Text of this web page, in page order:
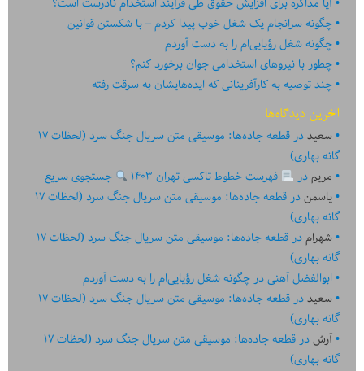
چگونه سرانجام یک شغل خوب پیدا کردم – با شکستن قوانین
چگونه شغل رؤیایی‌ام را به دست آوردم
چطور با نیروهای استخدامی جوان برخورد کنم؟
چند توصیه به کارآفرینانی که ایده‏‏‌‏‏‌هایشان به سرقت رفته
آخرین دیدگاه‌ها
سعیددر
قطعه جاده‌ها: موسیقی متن سریال جنگ سرد (لحظات ۱۷
گانه بهاری)
مریمدر فهرست خطوط تاکسی تهران ۱۴۰۳
جستجوی سریع
یاسمندر
قطعه جاده‌ها: موسیقی متن سریال جنگ سرد (لحظات ۱۷
گانه بهاری)
شهرامدر
قطعه جاده‌ها: موسیقی متن سریال جنگ سرد (لحظات ۱۷
گانه بهاری)
ابوالفضل آهنیدرچگونه شغل رؤیایی‌ام را به دست آوردم
سعیددر
قطعه جاده‌ها: موسیقی متن سریال جنگ سرد (لحظات ۱۷
گانه بهاری)
آرشدر
قطعه جاده‌ها: موسیقی متن سریال جنگ سرد (لحظات ۱۷
گانه بهاری)